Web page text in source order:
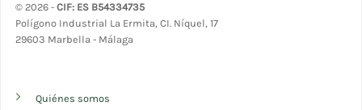
© 2026 -CIF: ES B54334735
Polígono Industrial La Ermita, CI. Níquel, 17
29603 Marbella - Málaga
Quiénes somos